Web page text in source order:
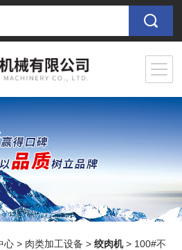
心 > 肉类加工设备 >绞肉机> 100#不